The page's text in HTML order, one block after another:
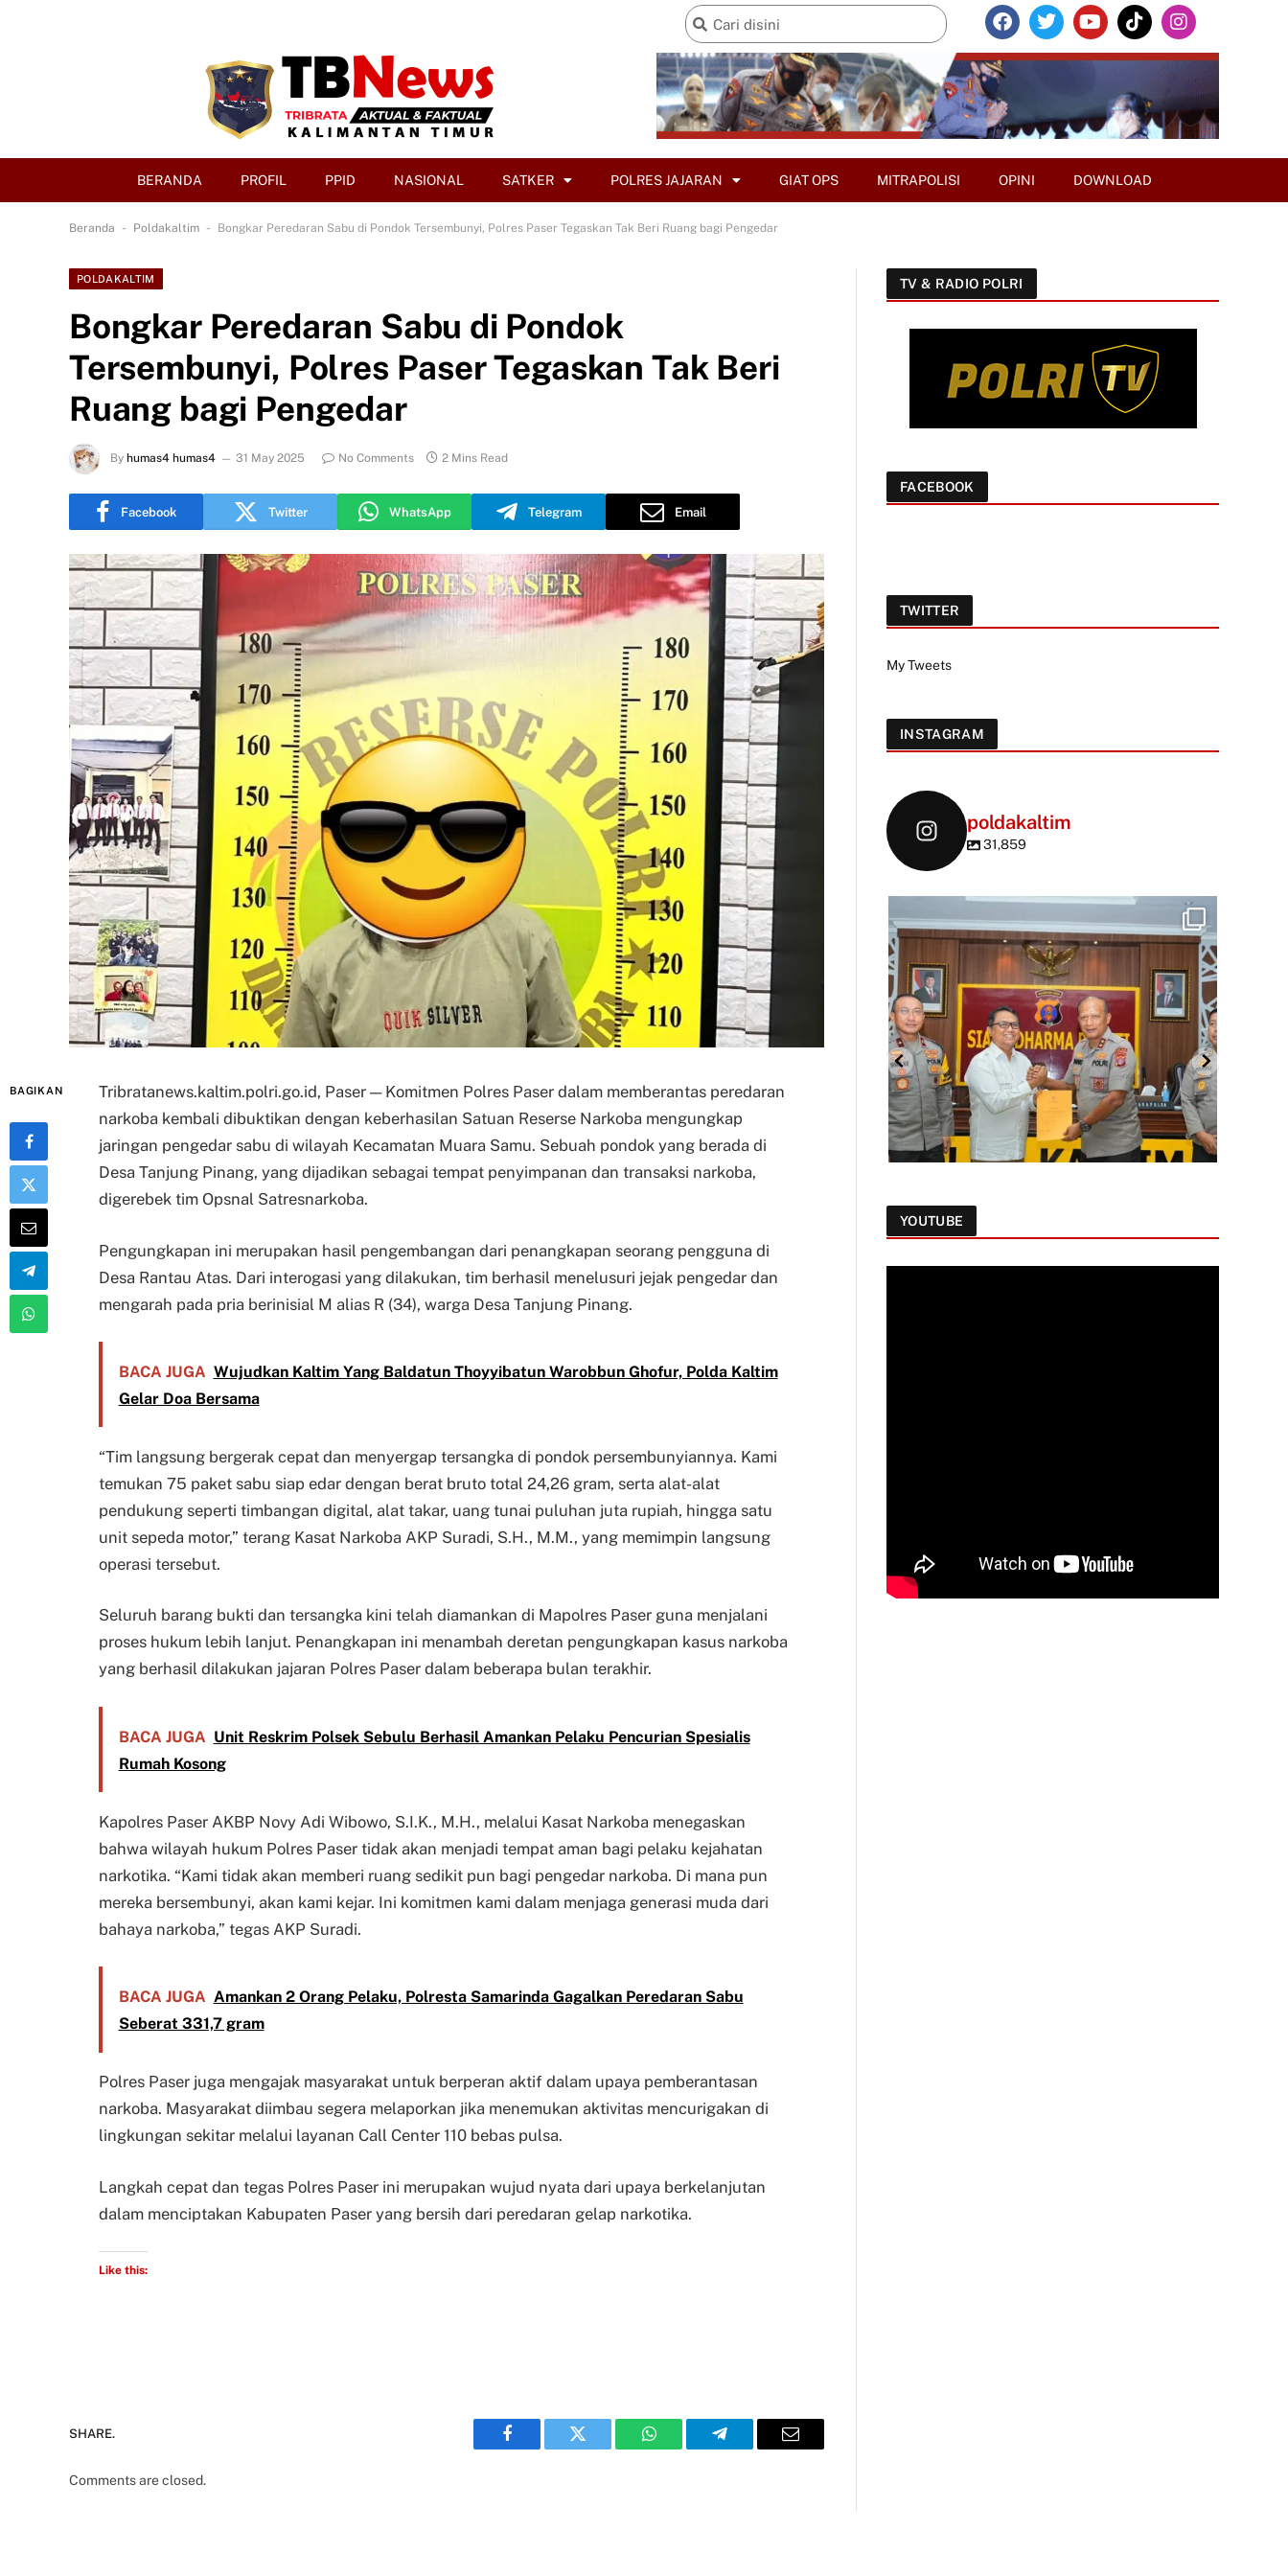
BERANDA PROFIL PPID NASIONAL SATKER POLRES JAJARAN GIAT OPS MITRAPOLISI OPINI DOWNLOAD
Beranda - Poldakaltim - Bongkar Peredaran Sabu di Pondok Tersembunyi, Polres Paser Tegaskan Tak Beri Ruang bagi Pengedar
POLDAKALTIM
Bongkar Peredaran Sabu di Pondok
Tersembunyi, Polres Paser Tegaskan Tak Beri
Ruang bagi Pengedar
By humas4 humas4 31 May 2025 No Comments 2 Mins Read
Facebook Twitter WhatsApp Telegram Email
BAGIKAN
Tribratanews.kaltim.polri.go.id, Paser — Komitmen Polres Paser dalam memberantas peredaran
narkoba kembali dibuktikan dengan keberhasilan Satuan Reserse Narkoba mengungkap
jaringan pengedar sabu di wilayah Kecamatan Muara Samu. Sebuah pondok yang berada di
Desa Tanjung Pinang, yang dijadikan sebagai tempat penyimpanan dan transaksi narkoba,
digerebek tim Opsnal Satresnarkoba.
Pengungkapan ini merupakan hasil pengembangan dari penangkapan seorang pengguna di
Desa Rantau Atas. Dari interogasi yang dilakukan, tim berhasil menelusuri jejak pengedar dan
mengarah pada pria berinisial M alias R (34), warga Desa Tanjung Pinang.
BACA JUGA Wujudkan Kaltim Yang Baldatun Thoyyibatun Warobbun Ghofur, Polda Kaltim
Gelar Doa Bersama
“Tim langsung bergerak cepat dan menyergap tersangka di pondok persembunyiannya. Kami
temukan 75 paket sabu siap edar dengan berat bruto total 24,26 gram, serta alat-alat
pendukung seperti timbangan digital, alat takar, uang tunai puluhan juta rupiah, hingga satu
unit sepeda motor,” terang Kasat Narkoba AKP Suradi, S.H., M.M., yang memimpin langsung
operasi tersebut.
Seluruh barang bukti dan tersangka kini telah diamankan di Mapolres Paser guna menjalani
proses hukum lebih lanjut. Penangkapan ini menambah deretan pengungkapan kasus narkoba
yang berhasil dilakukan jajaran Polres Paser dalam beberapa bulan terakhir.
BACA JUGA Unit Reskrim Polsek Sebulu Berhasil Amankan Pelaku Pencurian Spesialis
Rumah Kosong
Kapolres Paser AKBP Novy Adi Wibowo, S.I.K., M.H., melalui Kasat Narkoba menegaskan
bahwa wilayah hukum Polres Paser tidak akan menjadi tempat aman bagi pelaku kejahatan
narkotika. “Kami tidak akan memberi ruang sedikit pun bagi pengedar narkoba. Di mana pun
mereka bersembunyi, akan kami kejar. Ini komitmen kami dalam menjaga generasi muda dari
bahaya narkoba,” tegas AKP Suradi.
BACA JUGA Amankan 2 Orang Pelaku, Polresta Samarinda Gagalkan Peredaran Sabu
Seberat 331,7 gram
Polres Paser juga mengajak masyarakat untuk berperan aktif dalam upaya pemberantasan
narkoba. Masyarakat diimbau segera melaporkan jika menemukan aktivitas mencurigakan di
lingkungan sekitar melalui layanan Call Center 110 bebas pulsa.
Langkah cepat dan tegas Polres Paser ini merupakan wujud nyata dari upaya berkelanjutan
dalam menciptakan Kabupaten Paser yang bersih dari peredaran gelap narkotika.
Like this:
SHARE.
Facebook Twitter WhatsAppTelegram Email
Comments are closed.
TV & RADIO POLRI
FACEBOOK
TWITTER
My Tweets
INSTAGRAM
poldakaltim
31,859
YOUTUBE